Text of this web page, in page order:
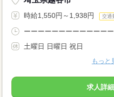
時給1,550円～1,938円 交通
ーーーーーーーーーーーー
土曜日 日曜日 祝日
もっと
求人詳